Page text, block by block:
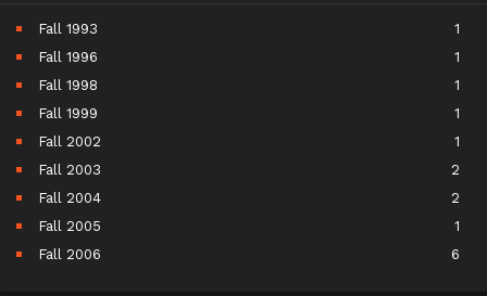
Fall 1993
1
Fall 1996
1
Fall 1998
1
Fall 1999
1
Fall 2002
1
Fall 2003
2
Fall 2004
2
Fall 2005
1
Fall 2006
6